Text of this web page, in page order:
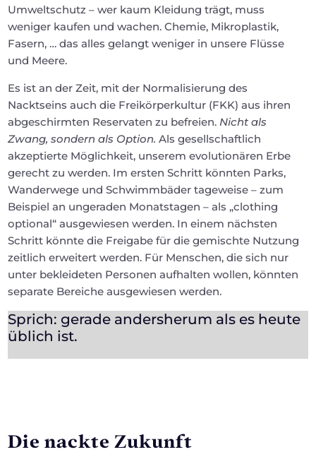
Umweltschutz – wer kaum Kleidung trägt, muss
weniger kaufen und wachen. Chemie, Mikroplastik,
Fasern, … das alles gelangt weniger in unsere Flüsse
und Meere.
Es ist an der Zeit, mit der Normalisierung des
Nacktseins auch die Freikörperkultur (FKK) aus ihren
abgeschirmten Reservaten zu befreien. Nicht als
Zwang, sondern als Option. Als gesellschaftlich
akzeptierte Möglichkeit, unserem evolutionären Erbe
gerecht zu werden. Im ersten Schritt könnten Parks,
Wanderwege und Schwimmbäder tageweise – zum
Beispiel an ungeraden Monatstagen – als „clothing
optional“ ausgewiesen werden. In einem nächsten
Schritt könnte die Freigabe für die gemischte Nutzung
zeitlich erweitert werden. Für Menschen, die sich nur
unter bekleideten Personen aufhalten wollen, könnten
separate Bereiche ausgewiesen werden.
Sprich: gerade andersherum als es heute
üblich ist.
Die nackte Zukunft